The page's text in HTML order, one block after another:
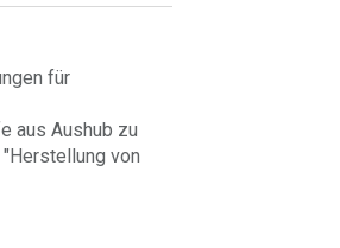
für
aus Aushub zu
von